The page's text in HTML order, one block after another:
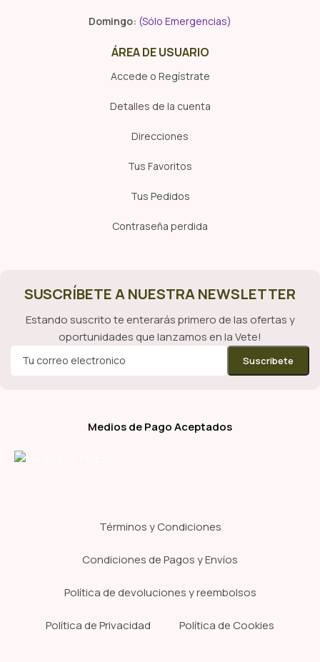
Domingo: (Sólo Emergencias)
ÁREA DE USUARIO
Accede o Regístrate
Detalles de la cuenta
Direcciones
Tus Favoritos
Tus Pedidos
Contraseña perdida
SUSCRÍBETE A NUESTRA NEWSLETTER
Estando suscrito te enterarás primero de las ofertas y
oportunidades que lanzamos en la Vete!
Medios de Pago Aceptados
Términos y Condiciones
Condiciones de Pagos y Envíos
Política de devoluciones y reembolsos
Política de Privacidad Política de Cookies